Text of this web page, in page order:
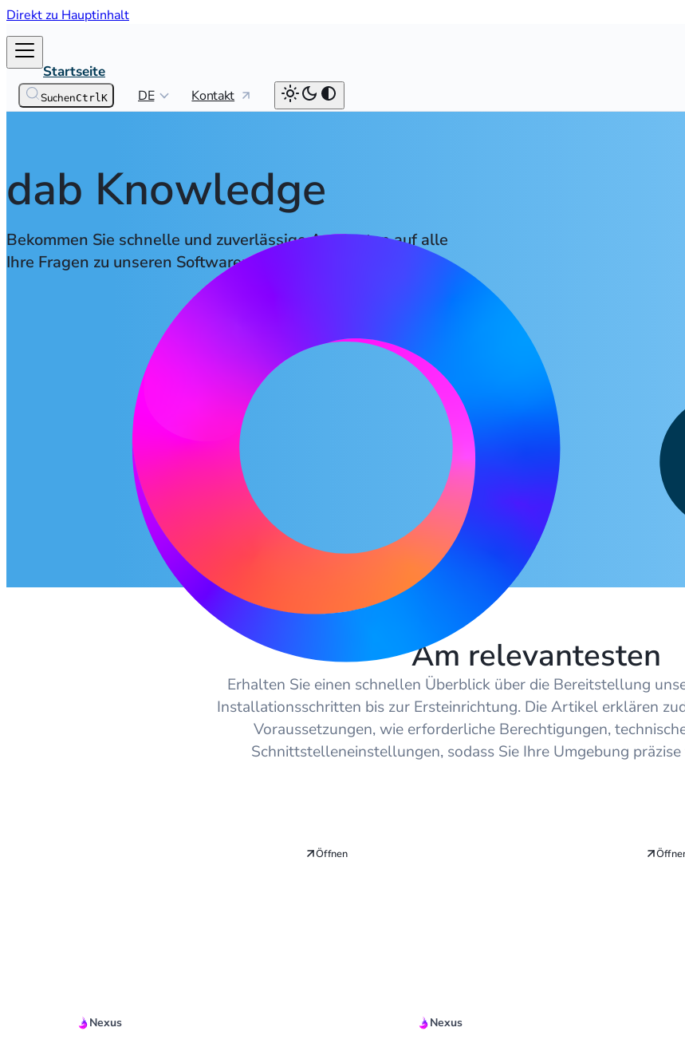
Direkt zu Hauptinhalt
Startseite
DE Kontakt
SuchenCtrlK
dab Knowledge
Bekommen Sie schnelle und zuverlässige Antworten auf alle
Ihre Fragen zu unseren Softwareprodukten.
Am relevantesten
Erhalten Sie einen schnellen Überblick über die Bereitstellung
Installationsschritten bis zur Ersteinrichtung. Die Artikel erklären
Voraussetzungen, wie erforderliche Berechtigungen,
Schnittstelleneinstellungen, sodass Sie Ihre Umgebung
Nexus
Öffnen
Nexus